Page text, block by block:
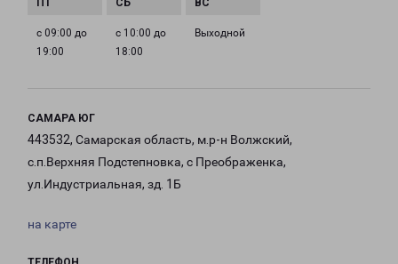
с 09:00 до
19:00
с 10:00 до
18:00
Выходной
САМАРА ЮГ
443532, Самарская область, м.р-н Волжский,
с.п.Верхняя Подстепновка, с Преображенка,
ул.Индустриальная, зд. 1Б
на карте